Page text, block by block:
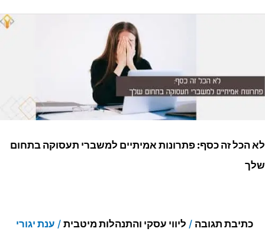
הכל זה כסף: פתרונות אמיתיים למשברי תעסוקה בתחום
כתיבת תגובה /ליווי עסקי והתנהלות מיטבית/ענת יגורי